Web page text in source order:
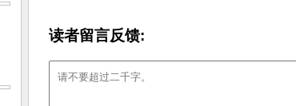
读者留言反馈: